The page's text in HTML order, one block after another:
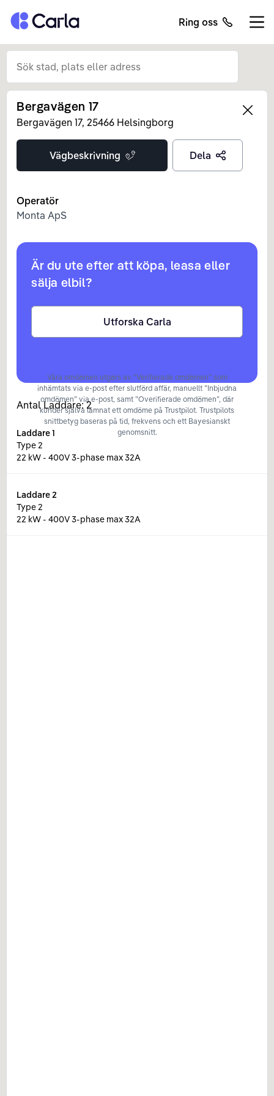
Tillbaka till startsidan Ring oss
Left
Bergavägen 17
Bergavägen 17, 25466 Helsingborg
Vägbeskrivning Dela
Operatör
Monta ApS
Är du ute efter att köpa, leasa eller
sälja elbil?
Utforska Carla
Våra omdömen utgörs av ”Verifierade omdömen” som
inhämtats via e-post efter slutförd affär, manuellt ”Inbjudna
omdömen” via e-post, samt ”Overifierade omdömen”, där
kunder själva lämnat ett omdöme på Trustpilot. Trustpilots
snittbetyg baseras på tid, frekvens och ett Bayesianskt
genomsnitt.
Antal Laddare:2
Laddare1
Type 2
22 kW - 400V 3-phase max 32A
Laddare2
Type 2
22 kW - 400V 3-phase max 32A